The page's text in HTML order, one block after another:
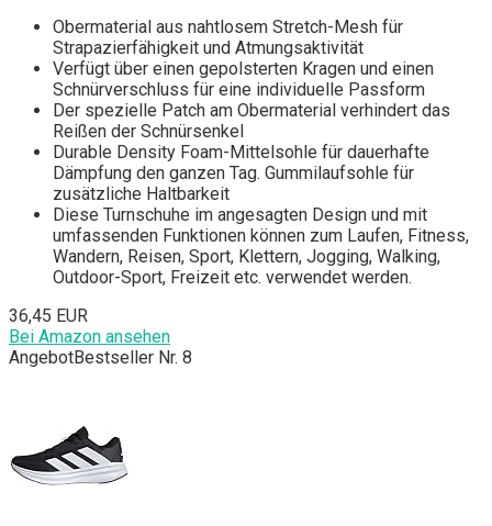
Obermaterial aus nahtlosem Stretch-Mesh für
Strapazierfähigkeit und Atmungsaktivität
Verfügt über einen gepolsterten Kragen und einen
Schnürverschluss für eine individuelle Passform
Der spezielle Patch am Obermaterial verhindert das
Reißen der Schnürsenkel
Durable Density Foam-Mittelsohle für dauerhafte
Dämpfung den ganzen Tag. Gummilaufsohle für
zusätzliche Haltbarkeit
Diese Turnschuhe im angesagten Design und mit
umfassenden Funktionen können zum Laufen, Fitness,
Wandern, Reisen, Sport, Klettern, Jogging, Walking,
Outdoor-Sport, Freizeit etc. verwendet werden.
36,45 EUR
Bei Amazon ansehen
AngebotBestseller Nr. 8